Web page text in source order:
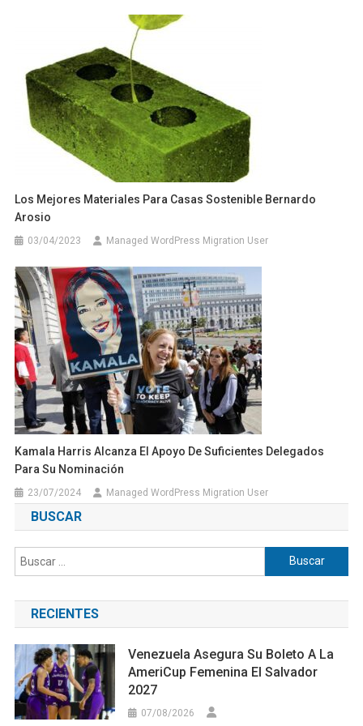
Los Mejores Materiales Para Casas Sostenible Bernardo
Arosio
03/04/2023 Managed WordPress Migration User
Kamala Harris Alcanza El Apoyo De Suficientes Delegados
Para Su Nominación
23/07/2024 Managed WordPress Migration User
BUSCAR
Buscar:
RECIENTES
Venezuela Asegura Su Boleto A La
AmeriCup Femenina El Salvador
2027
07/08/2026